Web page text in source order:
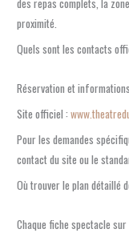
des repas complets, la
proximité.
Quels sont les contacts
Réservation et
Site officiel :
Pour les demandes
contact du site ou le
Où trouver le plan détaillé
Chaque fiche spectacle